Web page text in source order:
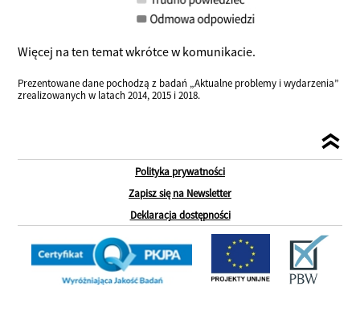
Więcej na ten temat wkrótce w komunikacie.
Prezentowane dane pochodzą z badań „Aktualne problemy i wydarzenia”
zrealizowanych w latach 2014, 2015 i 2018.
Polityka prywatności
Zapisz się na Newsletter
Deklaracja dostępności